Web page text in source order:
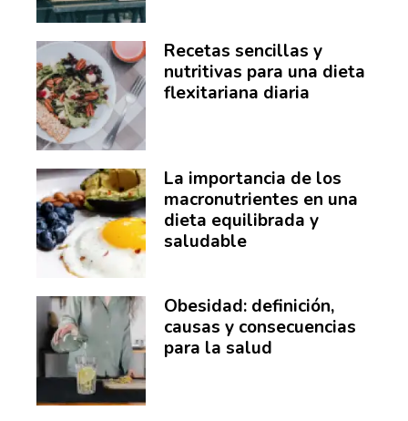
Recetas sencillas y
nutritivas para una dieta
flexitariana diaria
La importancia de los
macronutrientes en una
dieta equilibrada y
saludable
Obesidad: definición,
causas y consecuencias
para la salud